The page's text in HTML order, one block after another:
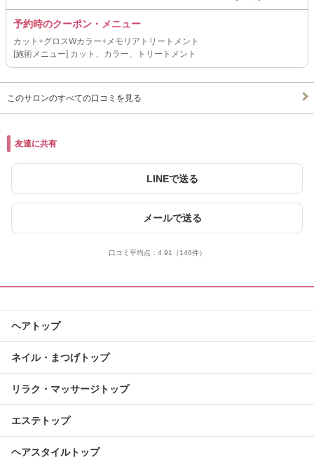
予約時のクーポン・メニュー
カット+グロスWカラー+メモリアトリートメント
[施術メニュー] カット、カラー、トリートメント
このサロンのすべての口コミを見る
友達に共有
LINEで送る
メールで送る
口コミ平均点： 4.91 （146件）
ヘアトップ
ネイル・まつげトップ
リラク・マッサージトップ
エステトップ
ヘアスタイルトップ